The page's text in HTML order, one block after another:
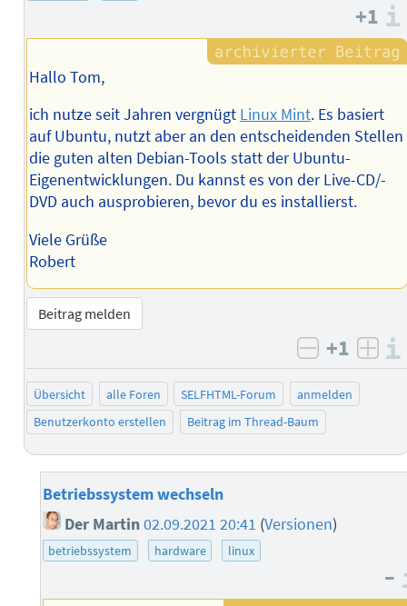
+1
Hallo Tom,
ich nutze seit Jahren vergnügt Linux Mint. Es basiert
auf Ubuntu, nutzt aber an den entscheidenden Stellen
die guten alten Debian-Tools statt der Ubuntu-
Eigenentwicklungen. Du kannst es von der Live-CD/-
DVD auch ausprobieren, bevor du es installierst.
Viele Grüße
Robert
Beitrag melden
negativ
+1
Übersicht alle Foren SELFHTML-Forum
anmelden
Benutzerkonto erstellen
Beitrag im Thread-Baum
Betriebssystem wechseln
Der Martin02.09.2021 20:41 (Versionen)
betriebssystem hardware linux
–